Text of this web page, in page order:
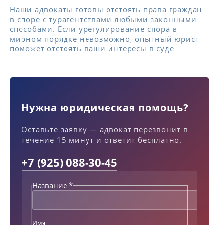
Наши адвокаты готовы отстоять права граждан
в споре с турагентствами любыми законными
способами. Если урегулирование спора в
мирном порядке невозможно, опытный юрист
поможет отстоять ваши интересы в суде.
Нужна юридическая помощь?
Оставьте заявку — адвокат перезвонит в
течение 15 минут и ответит бесплатно.
+7 (925) 088-30-45
Название *
Имя